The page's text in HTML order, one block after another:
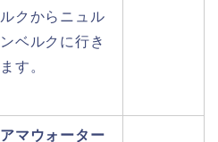
ルクからニュル
ンベルクに行き
ます。
アマウォーター